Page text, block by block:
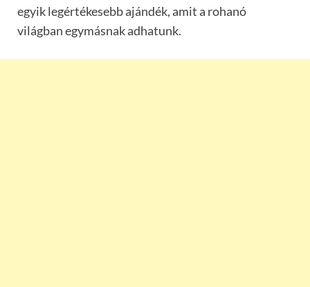
egyik legértékesebb ajándék, amit a rohanó
világban egymásnak adhatunk.